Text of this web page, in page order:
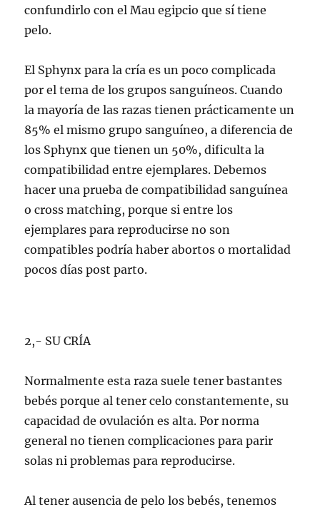
confundirlo con el Mau egipcio que sí tiene
pelo.
El Sphynx para la cría es un poco complicada
por el tema de los grupos sanguíneos. Cuando
la mayoría de las razas tienen prácticamente un
85% el mismo grupo sanguíneo, a diferencia de
los Sphynx que tienen un 50%, dificulta la
compatibilidad entre ejemplares. Debemos
hacer una prueba de compatibilidad sanguínea
o cross matching, porque si entre los
ejemplares para reproducirse no son
compatibles podría haber abortos o mortalidad
pocos días post parto.
2,- SU CRÍA
Normalmente esta raza suele tener bastantes
bebés porque al tener celo constantemente, su
capacidad de ovulación es alta. Por norma
general no tienen complicaciones para parir
solas ni problemas para reproducirse.
Al tener ausencia de pelo los bebés, tenemos